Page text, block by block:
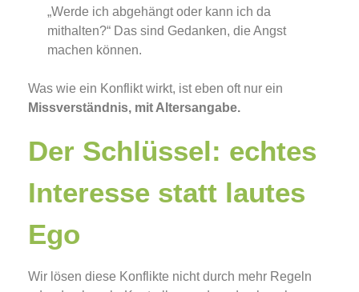
„Werde ich abgehängt oder kann ich da
mithalten?“ Das sind Gedanken, die Angst
machen können.
Was wie ein Konflikt wirkt, ist eben oft nur ein
Missverständnis, mit Altersangabe.
Der Schlüssel: echtes
Interesse statt lautes
Ego
Wir lösen diese Konflikte nicht durch mehr Regeln